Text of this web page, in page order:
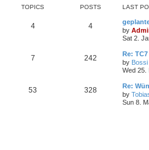
TOPICS POSTS LAST
4 4
by
Sat 2.
7 242
Re: TC7
by Bossi
Wed 25.
53 328
Re:
by
Sun 8.